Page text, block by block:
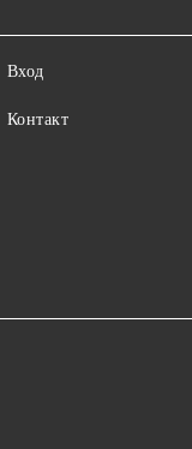
Вход
Контакт